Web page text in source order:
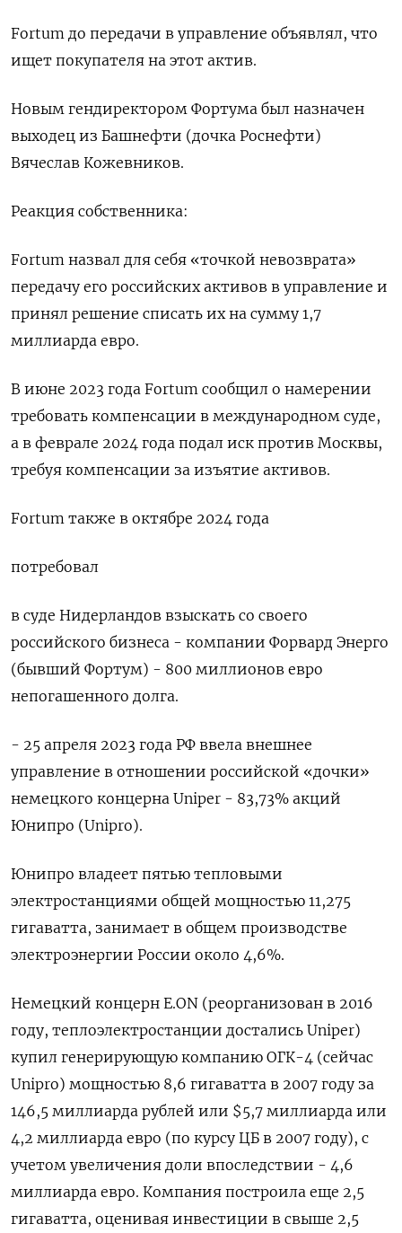
Fortum до передачи в управление объявлял, что
ищет покупателя на этот актив.
Новым гендиректором Фортума был назначен
выходец из Башнефти (дочка Роснефти)
Вячеслав Кожевников.
Реакция собственника:
Fortum назвал для себя «точкой невозврата»
передачу его российских активов в управление и
принял решение списать их на сумму 1,7
миллиарда евро.
В июне 2023 года Fortum сообщил о намерении
требовать компенсации в международном суде,
а в феврале 2024 года подал иск против Москвы,
требуя компенсации за изъятие активов.
Fortum также в октябре 2024 года
потребовал
в суде Нидерландов взыскать со своего
российского бизнеса - компании Форвард Энерго
(бывший Фортум) - 800 миллионов евро
непогашенного долга.
- 25 апреля 2023 года РФ ввела внешнее
управление в отношении российской «дочки»
немецкого концерна Uniper - 83,73% акций
Юнипро (Unipro).
Юнипро владеет пятью тепловыми
электростанциями общей мощностью 11,275
гигаватта, занимает в общем производстве
электроэнергии России около 4,6%.
Немецкий концерн E.ON (реорганизован в 2016
году, теплоэлектростанции достались Uniper)
купил генерирующую компанию ОГК-4 (сейчас
Unipro) мощностью 8,6 гигаватта в 2007 году за
146,5 миллиарда рублей или $5,7 миллиарда или
4,2 миллиарда евро (по курсу ЦБ в 2007 году), с
учетом увеличения доли впоследствии - 4,6
миллиарда евро. Компания построила еще 2,5
гигаватта, оценивая инвестиции в свыше 2,5